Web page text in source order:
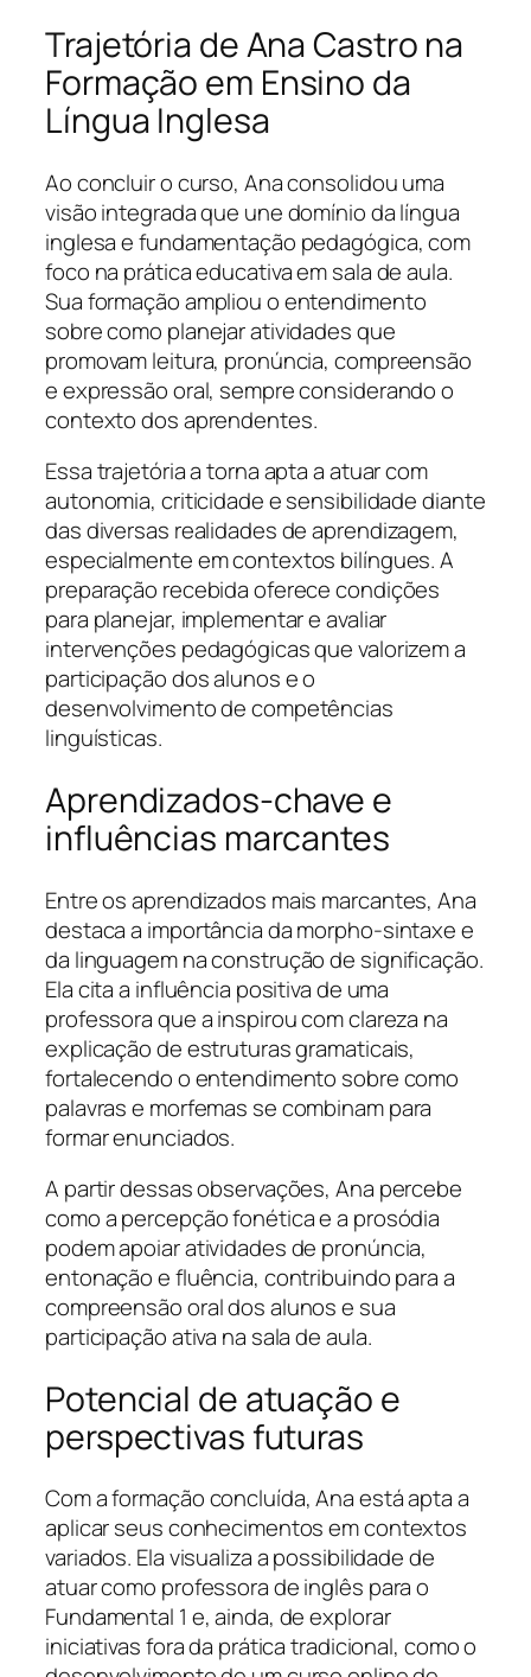
Trajetória de Ana Castro na
Formação em Ensino da
Língua Inglesa
Ao concluir o curso, Ana consolidou uma
visão integrada que une domínio da língua
inglesa e fundamentação pedagógica, com
foco na prática educativa em sala de aula.
Sua formação ampliou o entendimento
sobre como planejar atividades que
promovam leitura, pronúncia, compreensão
e expressão oral, sempre considerando o
contexto dos aprendentes.
Essa trajetória a torna apta a atuar com
autonomia, criticidade e sensibilidade diante
das diversas realidades de aprendizagem,
especialmente em contextos bilíngues. A
preparação recebida oferece condições
para planejar, implementar e avaliar
intervenções pedagógicas que valorizem a
participação dos alunos e o
desenvolvimento de competências
linguísticas.
Aprendizados-chave e
influências marcantes
Entre os aprendizados mais marcantes, Ana
destaca a importância da morpho-sintaxe e
da linguagem na construção de significação.
Ela cita a influência positiva de uma
professora que a inspirou com clareza na
explicação de estruturas gramaticais,
fortalecendo o entendimento sobre como
palavras e morfemas se combinam para
formar enunciados.
A partir dessas observações, Ana percebe
como a percepção fonética e a prosódia
podem apoiar atividades de pronúncia,
entonação e fluência, contribuindo para a
compreensão oral dos alunos e sua
participação ativa na sala de aula.
Potencial de atuação e
perspectivas futuras
Com a formação concluída, Ana está apta a
aplicar seus conhecimentos em contextos
variados. Ela visualiza a possibilidade de
atuar como professora de inglês para o
Fundamental 1 e, ainda, de explorar
iniciativas fora da prática tradicional, como o